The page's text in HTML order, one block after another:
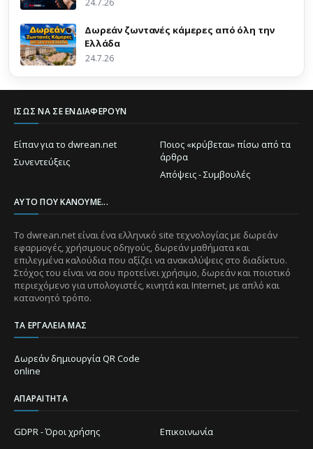
Δωρεάν ζωντανές κάμερες από όλη την
Ελλάδα
24.7.26
ΊΣΩΣ ΝΑ ΣΕ ΕΝΔΙΑΦΈΡΟΥΝ
Είπαν για το dwrean.net
Ποιος «κρύβεται» πίσω από τα
άρθρα
Συνεντεύξεις
Απόψεις - Συμβουλές
ΑΥΤΌ ΠΟΥ ΚΆΝΟΥΜΕ...
Το dwrean.net είναι ένα ελληνικό site τεχνολογίας με δωρεάν
εφαρμογές, χρήσιμους οδηγούς, δωρεάν μαθήματα και
επιλεγμένα καλούδια που αξίζει να ανακαλύψεις στο διαδίκτυο.
Στόχος του είναι να σου προτείνει χρήσιμο, δωρεάν και ποιοτικό
περιεχόμενο για υπολογιστές, κινητά και Internet, με απλό και
κατανοητό τρόπο.
ΤΑ ΕΡΓΑΛΕΊΑ ΜΑΣ
Δωρεάν δημιουργία QR Code
online
ΑΠΑΡΑΊΤΗΤΑ
GDPR - Όροι χρήσης Επικοινωνία